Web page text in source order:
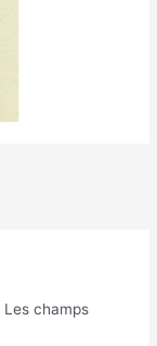
Les champs